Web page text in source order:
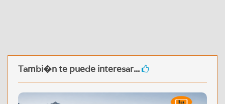
Tambi�n te puede interesar...